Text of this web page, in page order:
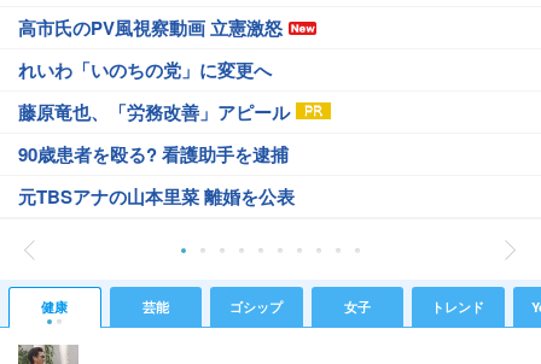
高市氏のPV風視察動画 立憲激怒
れいわ「いのちの党」に変更へ
藤原竜也、「労務改善」アピール
90歳患者を殴る? 看護助手を逮捕
元TBSアナの山本里菜 離婚を公表
健康 芸能 ゴシップ 女子 トレンド